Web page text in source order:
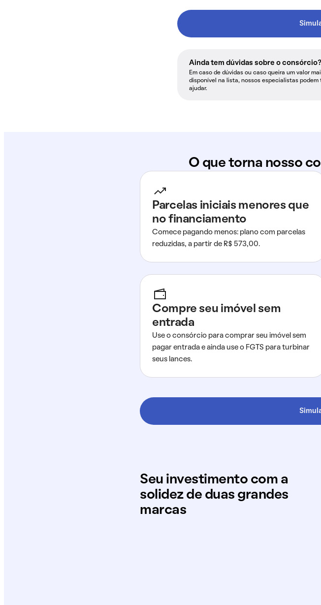
Ainda tem dúvidas sobre o consórcio?
Em caso de dúvidas ou caso queira um valor
disponível na lista, nossos especialistas podem
ajudar.
O que torna nosso
Parcelas iniciais menores que
no financiamento
Comece pagando menos: plano com parcelas
reduzidas, a partir de R$ 573,00.
Compre seu imóvel sem
entrada
Use o consórcio para comprar seu imóvel sem
pagar entrada e ainda use o FGTS para turbinar
seus lances.
Seu investimento com a
solidez de duas grandes
marcas